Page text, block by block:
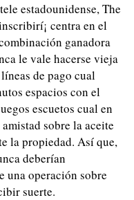
estadounidense, The
centra en el
ganadora
le vale hacerse vieja
de pago cual
espacios con el
escuetos cual en
sobre la aceite
la propiedad. Así que,
deberían
una operación sobre
suerte.